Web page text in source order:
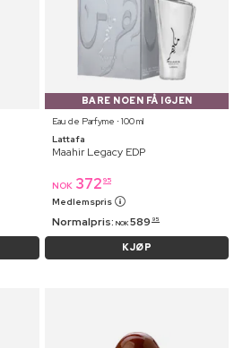
BARE NOEN FÅ IGJEN
Eau de Parfyme ⋅ 100 ml
Lattafa
Maahir Legacy EDP
NOK 372 95
Medlemspris
Normalpris: NOK 589 95
KJØP